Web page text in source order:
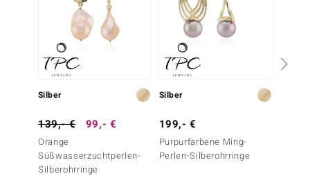
Collection
BY DE MELO
Collection
Silber
139,- € 99,- €
Orange
Süßwasserzuchtperlen-
Silberohrringe
Silber
199,- €
Purpurfarbene Ming-
Perlen-Silberohrringe